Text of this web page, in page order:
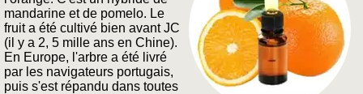
mandarine et de pomelo. Le
fruit a été cultivé bien avant JC
(il y a 2, 5 mille ans en Chine).
En Europe, l'arbre a été livré
par les navigateurs portugais,
puis s'est répandu dans toutes